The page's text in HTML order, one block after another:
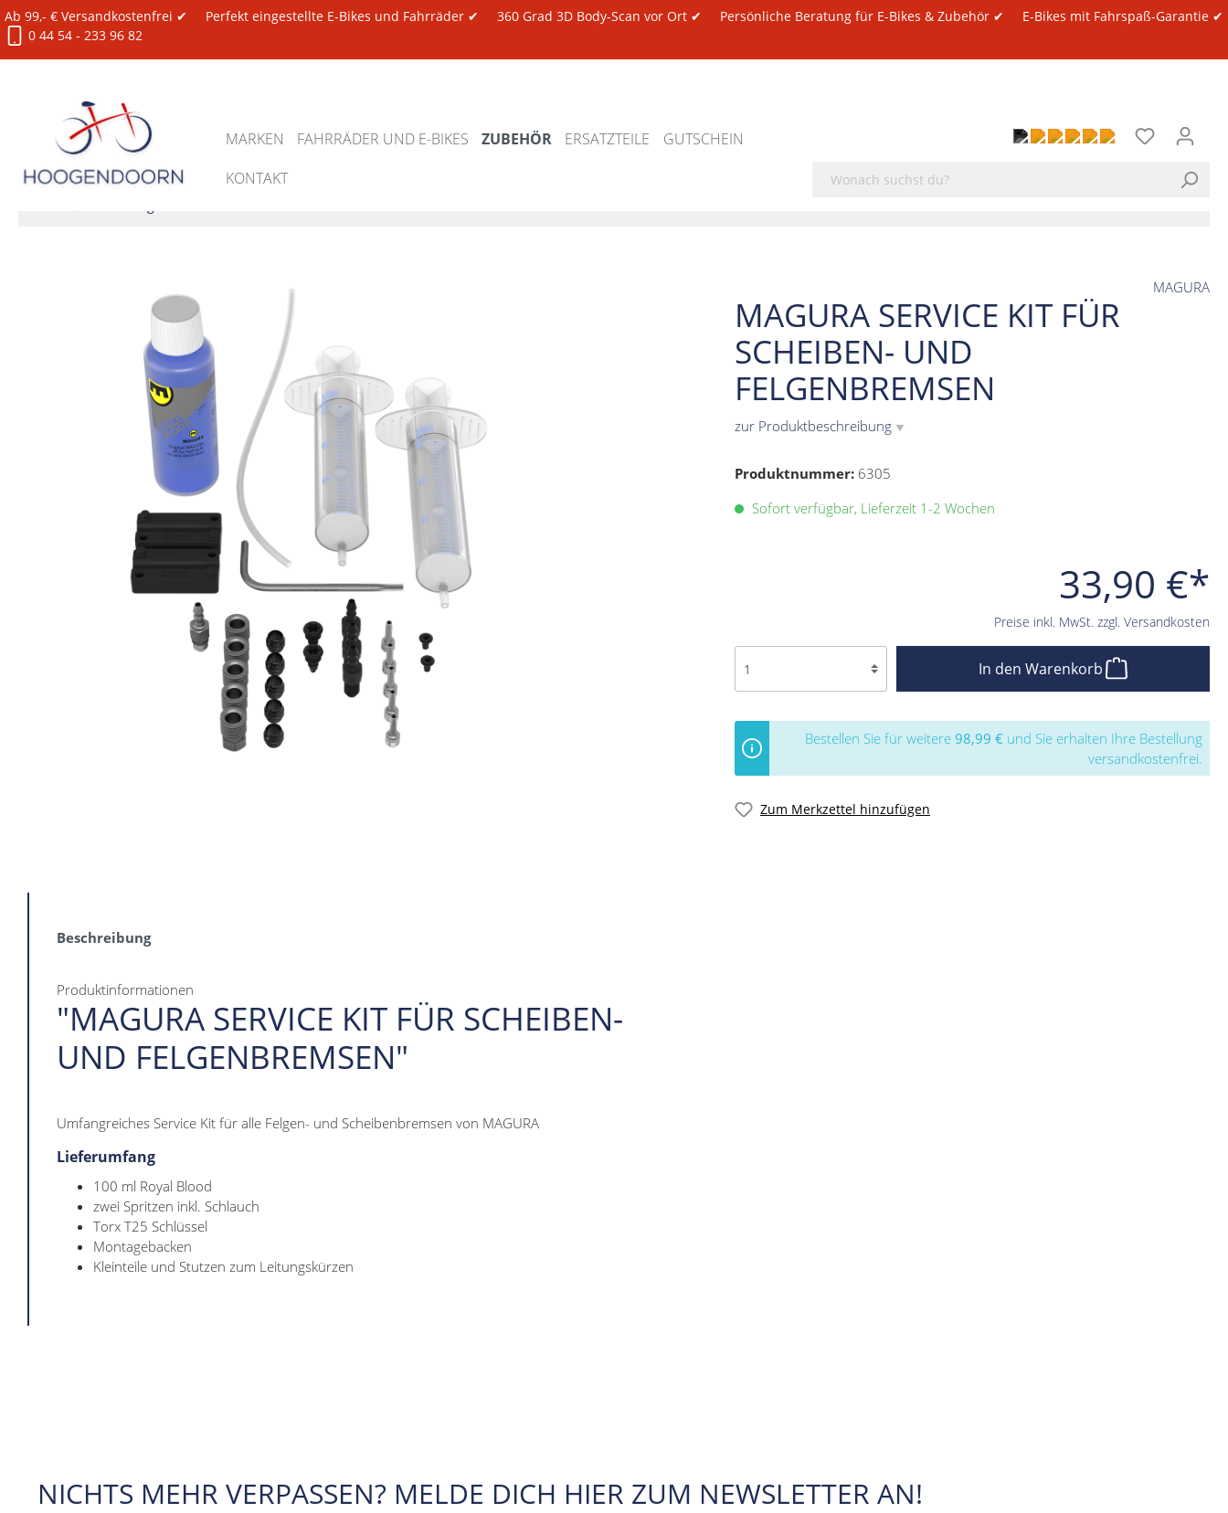
Ab 99,- € Versandkostenfrei ✔ Perfekt eingestellte E-Bikes und Fahrräder ✔ 360 Grad 3D Body-Scan vor Ort ✔ Persönliche Beratung für E-Bikes & Zubehör ✔
E-Bikes mit Fahrspaß-Garantie ✔
0 44 54 - 233 96 82
MARKEN FAHRRÄDER UND E-BIKES ZUBEHÖR ERSATZTEILE
GUTSCHEIN
KONTAKT
MAGURA SERVICE KIT FÜR
SCHEIBEN- UND
FELGENBREMSEN
zur Produktbeschreibung ▼
MAGURA
Produktnummer: 6305
33,90 €*
Preise inkl. MwSt. zzgl. Versandkosten
Sofort verfügbar, Lieferzeit 1-2 Wochen
In den Warenkorb
Bestellen Sie für weitere 98,99 € und Sie erhalten Ihre Bestellung
versandkostenfrei.
Zum Merkzettel hinzufügen
Beschreibung
Produktinformationen
"MAGURA SERVICE KIT FÜR SCHEIBEN-
UND FELGENBREMSEN"
Umfangreiches Service Kit für alle Felgen- und Scheibenbremsen von MAGURA
Lieferumfang
100 ml Royal Blood
zwei Spritzen inkl. Schlauch
Torx T25 Schlüssel
Montagebacken
Kleinteile und Stutzen zum Leitungskürzen
NICHTS MEHR VERPASSEN? MELDE DICH HIER ZUM NEWSLETTER AN!